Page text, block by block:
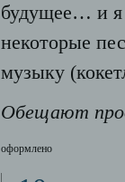
будущее… и я
некоторые
музыку
Обещают
оформлено